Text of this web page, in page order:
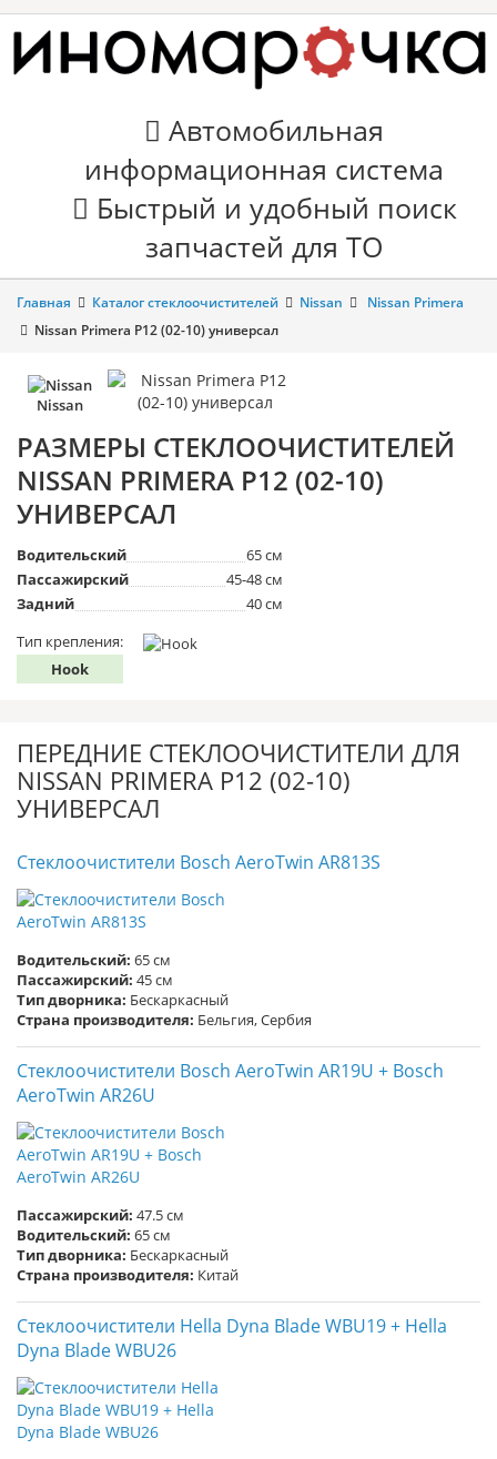
Автомобильная
информационная система
Быстрый и удобный поиск
запчастей для ТО
Главная Каталог стеклоочистителей Nissan
Nissan Primera
Nissan Primera P12 (02-10) универсал
Nissan
РАЗМЕРЫ СТЕКЛООЧИСТИТЕЛЕЙ
NISSAN PRIMERA P12 (02-10)
УНИВЕРСАЛ
Водительский
65 см
Пассажирский
45-48 см
Задний
40 см
Тип крепления:
Hook
ПЕРЕДНИЕ СТЕКЛООЧИСТИТЕЛИ ДЛЯ
NISSAN PRIMERA P12 (02-10)
УНИВЕРСАЛ
Стеклоочистители Bosch AeroTwin AR813S
Водительский: 65 см
Пассажирский: 45 см
Тип дворника: Бескаркасный
Страна производителя: Бельгия, Сербия
Стеклоочистители Bosch AeroTwin AR19U + Bosch
AeroTwin AR26U
Пассажирский: 47.5 см
Водительский: 65 см
Тип дворника: Бескаркасный
Страна производителя: Китай
Стеклоочистители Hella Dyna Blade WBU19 + Hella
Dyna Blade WBU26